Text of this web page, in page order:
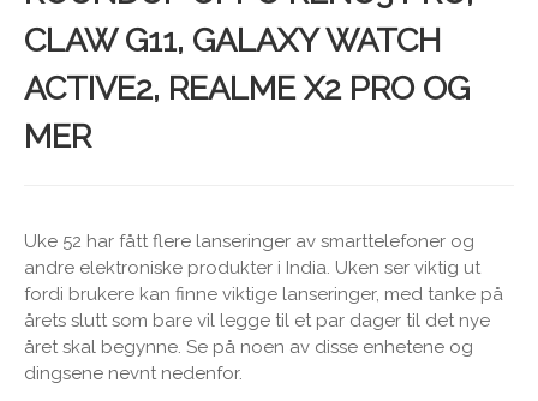
CLAW G11, GALAXY WATCH
ACTIVE2, REALME X2 PRO OG
MER
Uke 52 har fått flere lanseringer av smarttelefoner og
andre elektroniske produkter i India. Uken ser viktig ut
fordi brukere kan finne viktige lanseringer, med tanke på
årets slutt som bare vil legge til et par dager til det nye
året skal begynne. Se på noen av disse enhetene og
dingsene nevnt nedenfor.